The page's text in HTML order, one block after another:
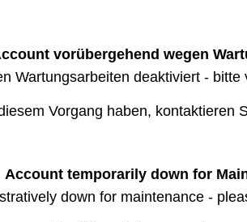
vorübergehend wegen
Wartungsarbeiten deaktiviert -
Vorgang haben, kontaktieren
Account temporarily down for
down for maintenance -